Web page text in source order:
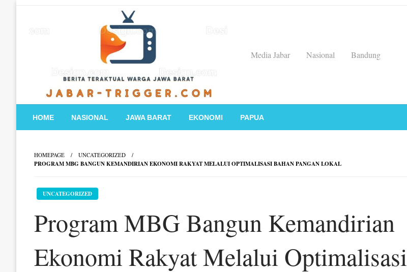
Media Jabar
Nasional Bandung
HOME NASIONAL JAWA BARAT EKONOMI PAPUA
HOMEPAGE UNCATEGORIZED
PROGRAM MBG BANGUN KEMANDIRIAN EKONOMI RAKYAT MELALUI OPTIMALISASI BAHAN PANGAN LOKAL
UNCATEGORIZED
Program MBG Bangun Kemandirian
Ekonomi Rakyat Melalui Optimalisasi